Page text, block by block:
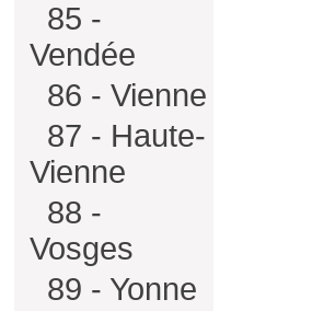
85 -
Vendée
86 - Vienne
87 - Haute-
Vienne
88 -
Vosges
89 - Yonne